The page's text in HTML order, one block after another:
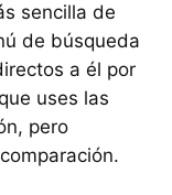
sencilla de
de búsqueda
a él por
uses las
pero